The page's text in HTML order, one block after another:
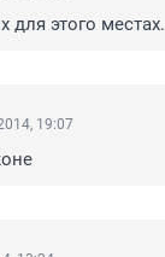
для этого местах.
19:07